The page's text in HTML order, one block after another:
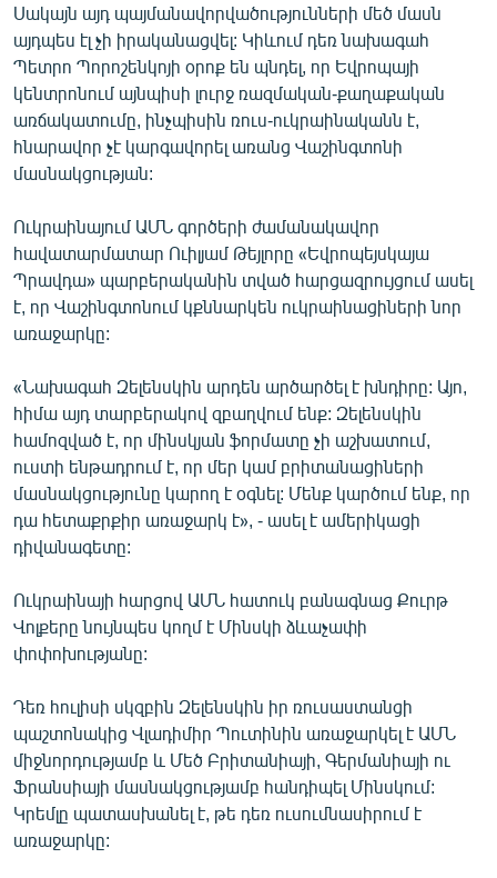
Սակայն այդ պայմանավորվածությունների մեծ մասն
այդպես էլ չի իրականացվել: Կիևում դեռ նախագահ
Պետրո Պորոշենկոյի օրոք են պնդել, որ Եվրոպայի
կենտրոնում այնպիսի լուրջ ռազմական-քաղաքական
առճակատումը, ինչպիսին ռուս-ուկրաինականն է,
հնարավոր չէ կարգավորել առանց Վաշինգտոնի
մասնակցության:
Ուկրաինայում ԱՄՆ գործերի ժամանակավոր
հավատարմատար Ուիլյամ Թեյլորը «Եվրոպեյսկայա
Պրավդա» պարբերականին տված հարցազրույցում ասել
է, որ Վաշինգտոնում կքննարկեն ուկրաինացիների նոր
առաջարկը:
«Նախագահ Զելենսկին արդեն արծարծել է խնդիրը: Այո,
հիմա այդ տարբերակով զբաղվում ենք: Զելենսկին
համոզված է, որ մինսկյան ֆորմատը չի աշխատում,
ուստի ենթադրում է, որ մեր կամ բրիտանացիների
մասնակցությունը կարող է օգնել: Մենք կարծում ենք, որ
դա հետաքրքիր առաջարկ է», - ասել է ամերիկացի
դիվանագետը:
Ուկրաինայի հարցով ԱՄՆ հատուկ բանագնաց Քուրթ
Վոլքերը նույնպես կողմ է Մինսկի ձևաչափի
փոփոխությանը:
Դեռ հուլիսի սկզբին Զելենսկին իր ռուսաստանցի
պաշտոնակից Վլադիմիր Պուտինին առաջարկել է ԱՄՆ
միջնորդությամբ և Մեծ Բրիտանիայի, Գերմանիայի ու
Ֆրանսիայի մասնակցությամբ հանդիպել Մինսկում:
Կրեմլը պատասխանել է, թե դեռ ուսումնասիրում է
առաջարկը: